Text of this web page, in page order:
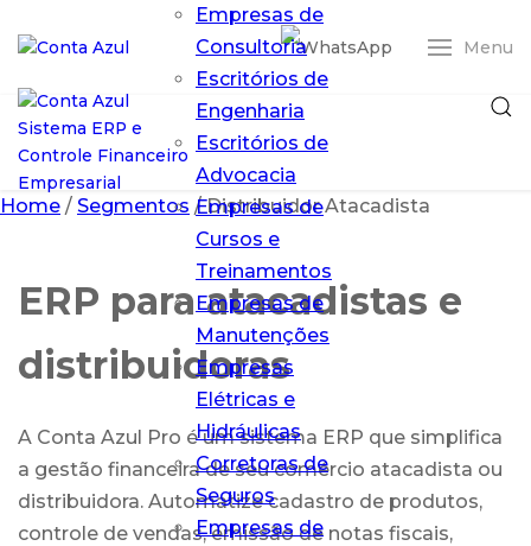
Menu
Empresas de
Consultoria
Escritórios de
Engenharia
Escritórios de
Advocacia
Empresas de
Cursos e
Treinamentos
Empresas de
Manutenções
Empresas
Elétricas e
Hidráulicas
Corretoras de
Seguros
Empresas de
Entrar
que simplifica
sua gestão
financeira
Home / Segmentos /Distribuidor Atacadista
ERP para atacadistas e
distribuidoras
A Conta Azul Pro é um sistema ERP que simplifica
a gestão financeira de seu comércio atacadista ou
distribuidora. Automatize cadastro de produtos,
controle de vendas, emissão de notas fiscais,